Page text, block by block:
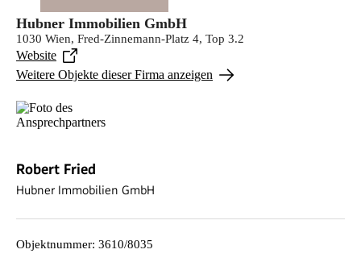
Hubner Immobilien GmbH
1030 Wien, Fred-Zinnemann-Platz 4, Top 3.2
Website
Weitere Objekte dieser Firma anzeigen
Robert Fried
Hubner Immobilien GmbH
Objektnummer: 3610/8035